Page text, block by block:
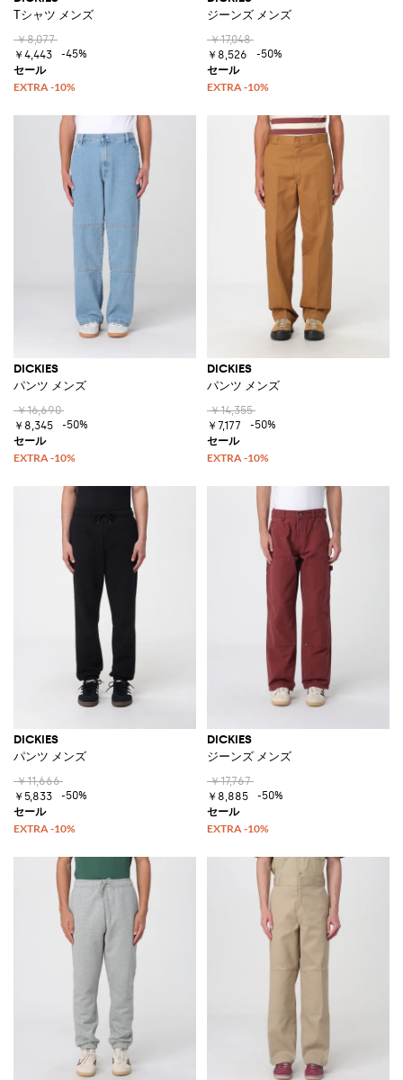
Tシャツ メンズ
￥8,077
￥4,443
-45%
ジーンズ メンズ
￥17,048
￥8,526
-50%
DICKIES
パンツ メンズ
￥16,690
￥8,345
-50%
DICKIES
パンツ メンズ
￥14,355
￥7,177
-50%
DICKIES
パンツ メンズ
￥11,666
￥5,833
-50%
DICKIES
ジーンズ メンズ
￥17,767
￥8,885
-50%